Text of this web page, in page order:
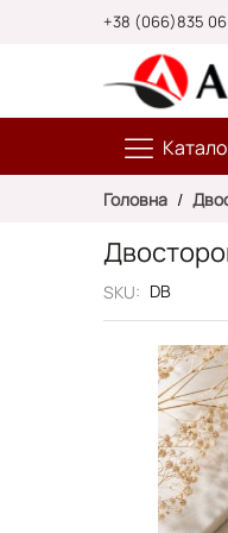
+38 (066)835
Головна
SKU DB
Перейти
галереї
зображень